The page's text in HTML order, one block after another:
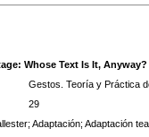
Whose Text Is It, Anyway?
Gestos. Teoría y Práctica
29
; Adaptación; Adaptación